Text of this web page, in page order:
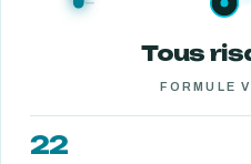
Tous
FORMULE
22